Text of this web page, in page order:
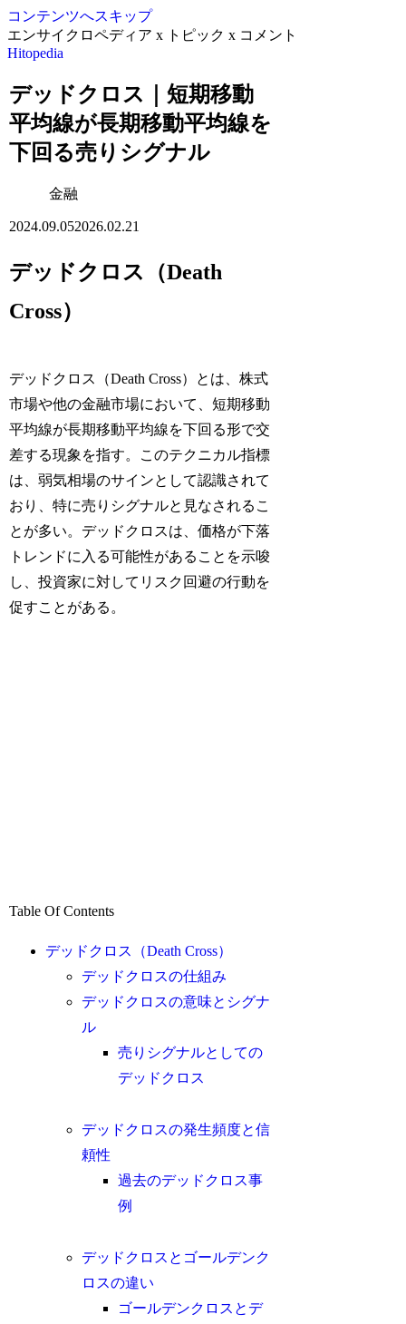
コンテンツへスキップ
エンサイクロペディア x トピック x コメント
Hitopedia
デッドクロス｜短期移動
平均線が長期移動平均線を
下回る売りシグナル
金融
2024.09.052026.02.21
デッドクロス（Death
Cross）
デッドクロス（Death Cross）とは、株式
市場や他の金融市場において、短期移動
平均線が長期移動平均線を下回る形で交
差する現象を指す。このテクニカル指標
は、弱気相場のサインとして認識されて
おり、特に売りシグナルと見なされるこ
とが多い。デッドクロスは、価格が下落
トレンドに入る可能性があることを示唆
し、投資家に対してリスク回避の行動を
促すことがある。
Table Of Contents
デッドクロス（Death Cross）
デッドクロスの仕組み
デッドクロスの意味とシグナ
ル
売りシグナルとしての
デッドクロス
デッドクロスの発生頻度と信
頼性
過去のデッドクロス事
例
デッドクロスとゴールデンク
ロスの違い
ゴールデンクロスとデ